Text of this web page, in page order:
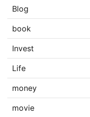
Blog
book
Invest
Life
money
movie